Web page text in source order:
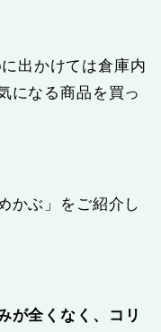
出かけては倉庫内
になる商品を買っ
かぶ」をご紹介し
が全くなく、コリ